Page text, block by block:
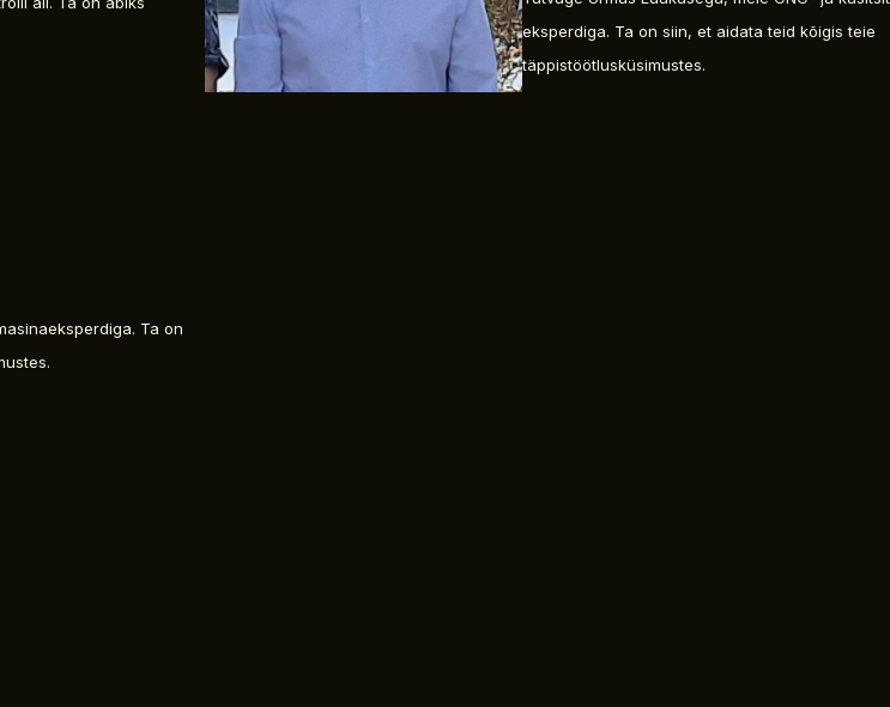
Ta on
eksperdiga. Ta on siin, et aidata teid kõigis teie
täppistöötlusküsimustes.